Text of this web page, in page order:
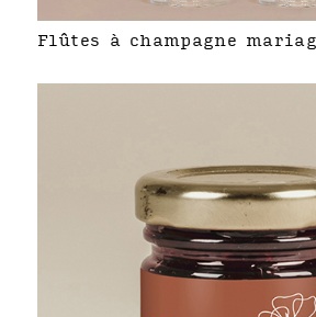
Flûtes à champagne